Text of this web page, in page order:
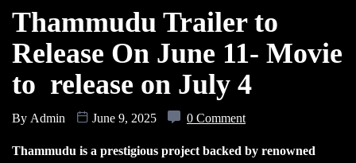
Thammudu Trailer to
Release On June 11- Movie
to release on July 4
By Admin June 9, 2025 0 Comment
Thammudu is a prestigious project backed by renowned